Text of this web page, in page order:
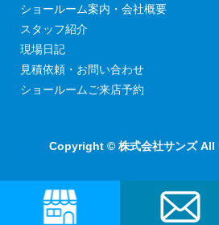
ショールーム案内・会社概要
スタッフ紹介
現場日記
見積依頼・お問い合わせ
ショールームご来店予約
Copyright © 株式会社サンズ